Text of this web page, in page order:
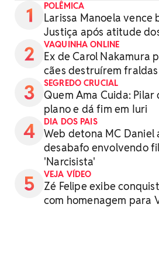
POLÊMICA
Larissa Manoela vence
Justiça após atitude
VAQUINHA ONLINE
Ex de Carol Nakamura
cães destruírem
SEGREDO CRUCIAL
Quem Ama Cuida: Pilar
plano e dá fim em Iuri
DIA DOS PAIS
Web detona MC Daniel
desabafo envolvendo
'Narcisista'
VEJA VÍDEO
Zé Felipe exibe
com homenagem para